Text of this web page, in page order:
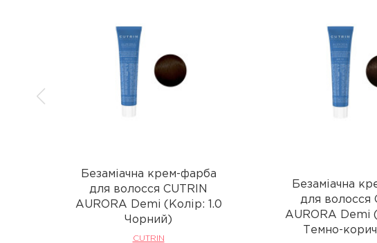
Безаміачна крем-фарба
для волосся CUTRIN
AURORA Demi (Колір: 1.0
Чорний)
CUTRIN
Безаміачна
для волосся
AURORA Demi
Темно-